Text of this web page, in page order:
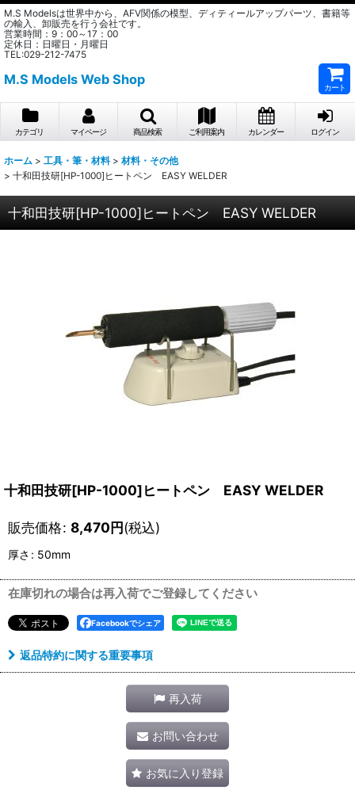
M.S Modelsは世界中から、AFV関係の模型、ディティールアップパーツ、書籍等
の輸入、卸販売を行う会社です。
営業時間：9：00～17：00
定休日：日曜日・月曜日
TEL:029-212-7475
M.S Models Web Shop
カート
カテゴリ マイページ 商品検索 ご利用案内 カレンダー ログイン
ホーム > 工具・筆・材料 > 材料・その他
> 十和田技研[HP-1000]ヒートペン EASY WELDER
十和田技研[HP-1000]ヒートペン EASY WELDER
十和田技研[HP-1000]ヒートペン EASY WELDER
販売価格: 8,470円(税込)
厚さ : 50mm
在庫切れの場合は再入荷でご登録してください
Facebookでシェア
返品特約に関する重要事項
再入荷
お問い合わせ
お気に入り登録